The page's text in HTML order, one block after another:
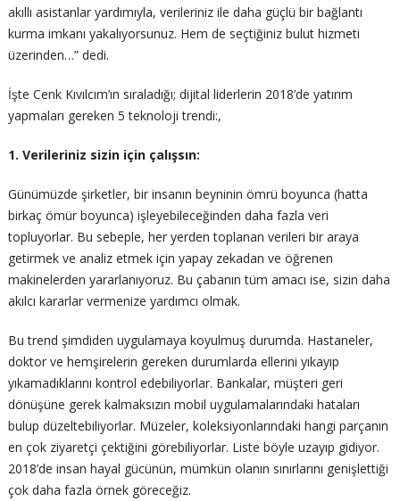
akıllı asistanlar yardımıyla, verileriniz ile daha güçlü bir bağlantı
kurma imkanı yakalıyorsunuz. Hem de seçtiğiniz bulut hizmeti
üzerinden…” dedi.
İşte Cenk Kıvılcım’ın sıraladığı; dijital liderlerin 2018’de yatırım
yapmaları gereken 5 teknoloji trendi:,
1. Verileriniz sizin için çalışsın:
Günümüzde şirketler, bir insanın beyninin ömrü boyunca (hatta
birkaç ömür boyunca) işleyebileceğinden daha fazla veri
topluyorlar. Bu sebeple, her yerden toplanan verileri bir araya
getirmek ve analiz etmek için yapay zekadan ve öğrenen
makinelerden yararlanıyoruz. Bu çabanın tüm amacı ise, sizin daha
akılcı kararlar vermenize yardımcı olmak.
Bu trend şimdiden uygulamaya koyulmuş durumda. Hastaneler,
doktor ve hemşirelerin gereken durumlarda ellerini yıkayıp
yıkamadıklarını kontrol edebiliyorlar. Bankalar, müşteri geri
dönüşüne gerek kalmaksızın mobil uygulamalarındaki hataları
bulup düzeltebiliyorlar. Müzeler, koleksiyonlarındaki hangi parçanın
en çok ziyaretçi çektiğini görebiliyorlar. Liste böyle uzayıp gidiyor.
2018’de insan hayal gücünün, mümkün olanın sınırlarını genişlettiği
çok daha fazla örnek göreceğiz.